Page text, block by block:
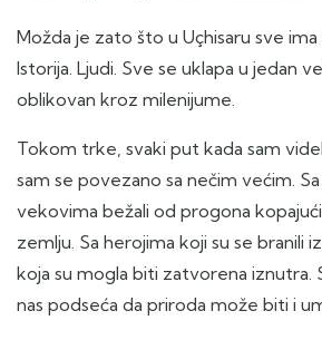
Možda je zato što u Uçhisaru sve ima
Istorija. Ljudi. Sve se uklapa u jedan
oblikovan kroz milenijume.
Tokom trke, svaki put kada sam
sam se povezano sa nečim većim.
vekovima bežali od progona
zemlju. Sa herojima koji su se branili
koja su mogla biti zatvorena iznutra.
nas podseća da priroda može biti i